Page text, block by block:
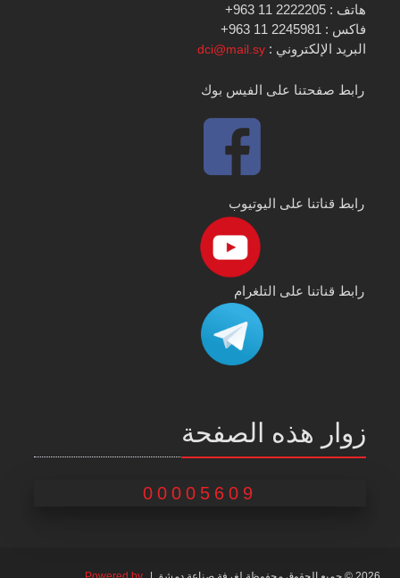
هاتف : 2222205 11 963+
فاكس : 2245981 11 963+
البريد الإلكتروني :dci@mail.sy
رابط صفحتنا على الفيس بوك
رابط قناتنا على اليوتيوب
رابط قناتنا على التلغرام
زوار هذه الصفحة
00005609